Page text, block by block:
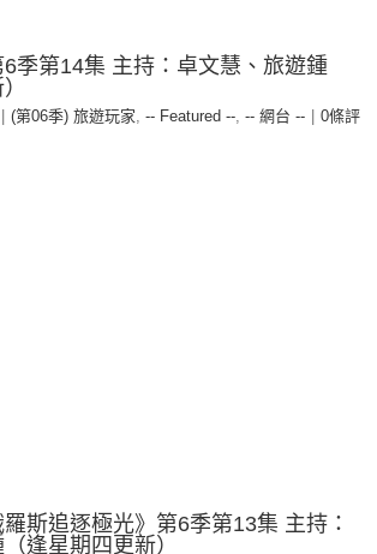
6季第14集 主持：卓文慧、旅遊鍾
(第06季) 旅遊玩家, -- Featured --, -- 網台 --
0條評
羅斯追逐極光》第6季第13集 主持：
逢星期四更新）